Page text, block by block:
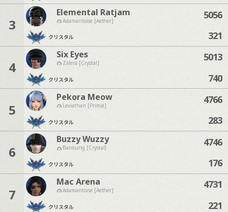
3
Elemental Ratjam
Adamantoise [Aether]
クリスタル
5056
321
4
Six Eyes
Zalera [Crystal]
クリスタル
5013
740
5
Pekora Meow
Leviathan [Primal]
クリスタル
4766
283
6
Buzzy Wuzzy
Balmung [Crystal]
クリスタル
4746
176
7
Mac Arena
Adamantoise [Aether]
クリスタル
4731
221